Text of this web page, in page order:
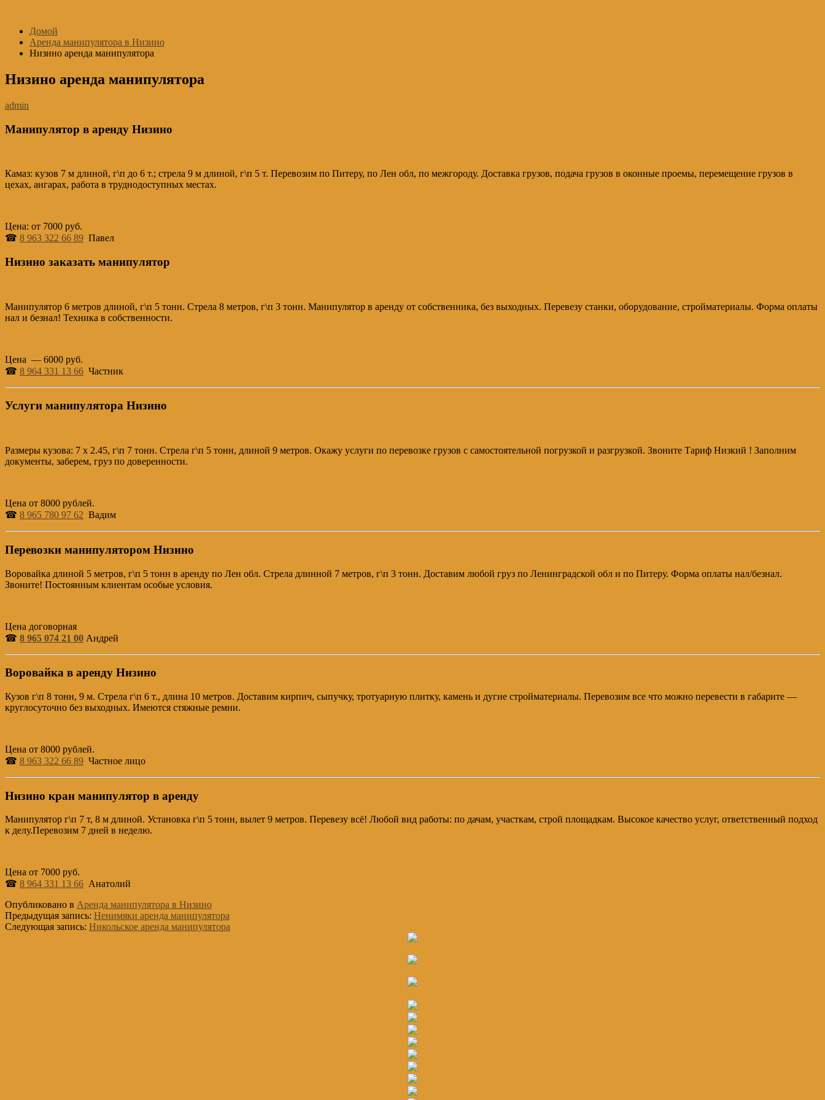
содержимому
Домой
Аренда манипулятора в Низино
Низино аренда манипулятора
Низино аренда манипулятора
admin
Манипулятор в аренду Низино
Камаз: кузов 7 м длиной, г\п до 6 т.; стрела 9 м длиной, г\п 5 т. Перевозим по Питеру, по Лен обл, по межгороду. Доставка грузов, подача грузов в оконные проемы, перемещение грузов в
цехах, ангарах, работа в труднодоступных местах.
Цена: от 7000 руб.
☎ 8 963 322 66 89 Павел
Низино заказать манипулятор
Манипулятор 6 метров длиной, г\п 5 тонн. Стрела 8 метров, г\п 3 тонн. Манипулятор в аренду от собственника, без выходных. Перевезу станки, оборудование, стройматериалы. Форма оплаты
нал и безнал! Техника в собственности.
Цена — 6000 руб.
☎ 8 964 331 13 66 Частник
Услуги манипулятора Низино
Размеры кузова: 7 х 2.45, г\п 7 тонн. Стрела г\п 5 тонн, длиной 9 метров. Окажу услуги по перевозке грузов с самостоятельной погрузкой и разгрузкой. Звоните Тариф Низкий ! Заполним
документы, заберем, груз по доверенности.
Цена от 8000 рублей.
☎ 8 965 780 97 62 Вадим
Перевозки манипулятором Низино
Воровайка длиной 5 метров, г\п 5 тонн в аренду по Лен обл. Стрела длинной 7 метров, г\п 3 тонн. Доставим любой груз по Ленинградской обл и по Питеру. Форма оплаты нал/безнал.
Звоните! Постоянным клиентам особые условия.
Цена договорная
☎ 8 965 074 21 00 Андрей
Воровайка в аренду Низино
Кузов г\п 8 тонн, 9 м. Стрела г\п 6 т., длина 10 метров. Доставим кирпич, сыпучку, тротуарную плитку, камень и дугие стройматериалы. Перевозим все что можно перевести в габарите —
круглосуточно без выходных. Имеются стяжные ремни.
Цена от 8000 рублей.
☎ 8 963 322 66 89 Частное лицо
Низино кран манипулятор в аренду
Манипулятор г\п 7 т, 8 м длиной. Установка г\п 5 тонн, вылет 9 метров. Перевезу всё! Любой вид работы: по дачам, участкам, строй площадкам. Высокое качество услуг, ответственный подход
к делу.Перевозим 7 дней в неделю.
Цена от 7000 руб.
☎ 8 964 331 13 66 Анатолий
Опубликовано в Аренда манипулятора в Низино
Предыдущая запись: Ненимяки аренда манипулятора
Следующая запись: Никольское аренда манипулятора